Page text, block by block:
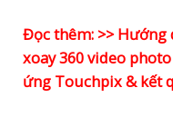
Đọc thêm: >> Hướng
xoay 360 video
ứng Touchpix & kết